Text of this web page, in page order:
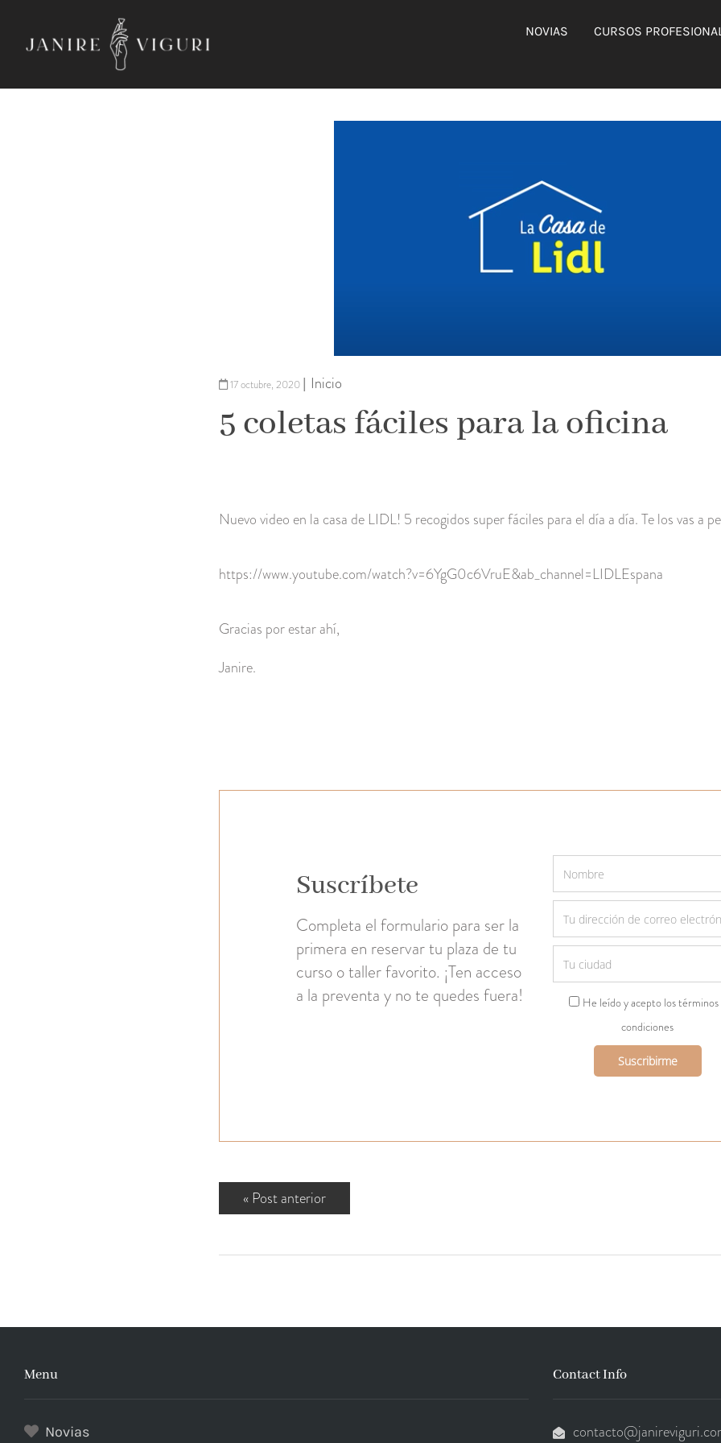
NOVIAS CURSOS
17 octubre, 2020 Inicio
5 coletas fáciles para la oficina
Nuevo video en la casa de LIDL! 5 recogidos super fáciles para el día a día. Te los vas a
https://www.youtube.com/watch?v=6YgG0c6VruE&ab_channel=LIDLEspana
Gracias por estar ahí,
Janire.
Suscríbete
Completa el formulario para ser la
primera en reservar tu plaza de tu
curso o taller favorito. ¡Ten acceso
a la preventa y no te quedes fuera!
He leído y acepto los términos
condiciones
« Post anterior
Menu
Novias
Contact Info